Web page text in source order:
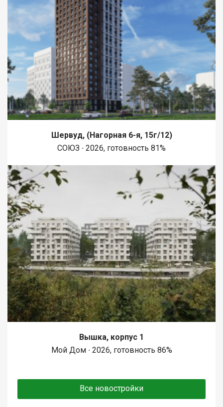
Шервуд, (Нагорная 6-я, 15г/12)
СОЮЗ ∙ 2026, готовность 81%
Вышка, корпус 1
Мой Дом ∙ 2026, готовность 86%
Все новостройки